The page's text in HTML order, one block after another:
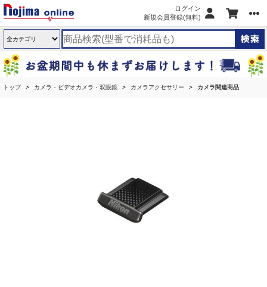
ログイン
新規会員登録(無料)
トップ カメラ・ビデオカメラ・双眼鏡 カメラアクセサリー カメラ関連商品